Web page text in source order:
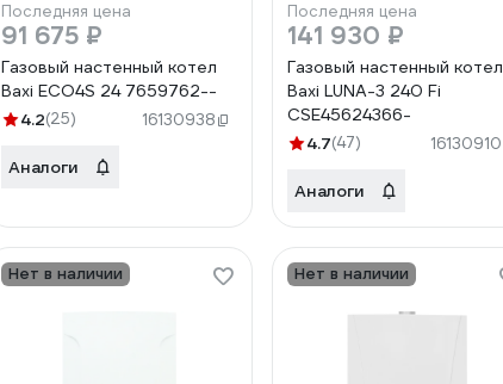
Последняя цена
91 675 ₽
Газовый настенный котел
Baxi ECO4S 24 7659762--
4.2(25) 16130938
Аналоги
Последняя цена
141 930 ₽
Газовый настенный котел
Baxi LUNA-3 240 Fi
CSE45624366-
4.7(47) 16130910
Аналоги
Нет в наличии Нет в наличии